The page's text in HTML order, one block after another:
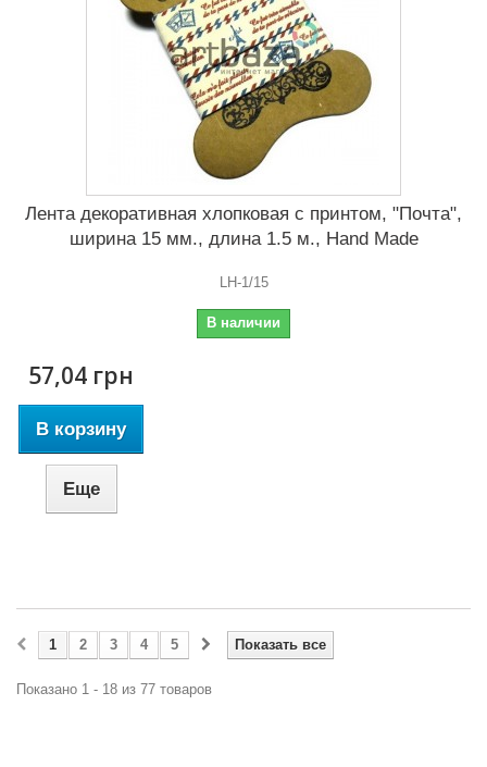
Лента декоративная хлопковая с принтом, "Почта",
ширина 15 мм., длина 1.5 м., Hand Made
LH-1/15
В наличии
57,04 грн
В корзину
Еще
Показать все
1 2 3 4 5
Показано 1 - 18 из 77 товаров